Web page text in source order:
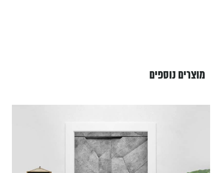
מוצרים נוספים